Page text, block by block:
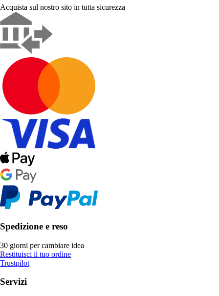
Acquista sul nostro sito in tutta sicurezza
Spedizione e reso
30 giorni per cambiare idea
Restituisci il tuo ordine
Trustpilot
Servizi